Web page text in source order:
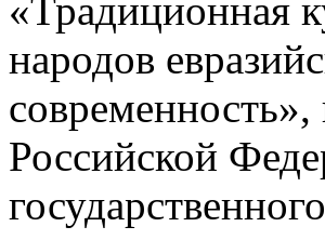
«Традиционная
народов
Российской